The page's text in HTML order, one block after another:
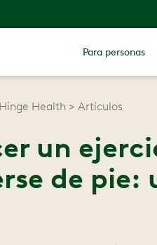
Para personas
Health Artículos
un
de pie: